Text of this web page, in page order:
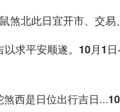
煞北此日宜开市、交易
求平安顺遂。 10月1日
煞西是日位出行吉日...